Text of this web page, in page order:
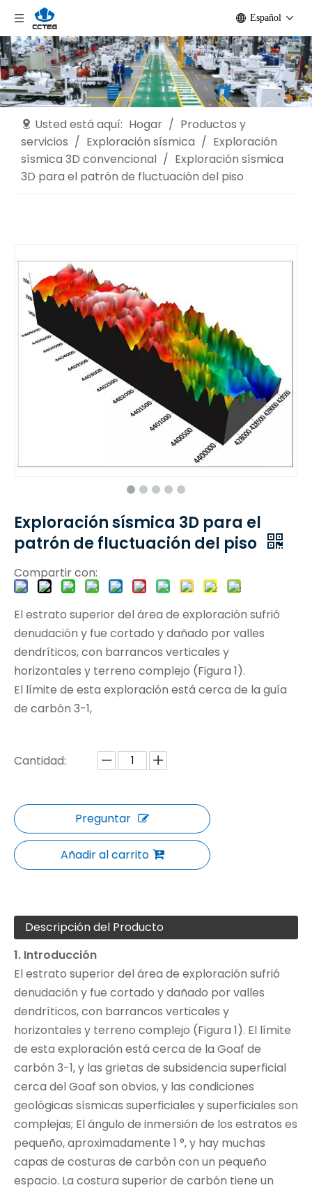
Español
Usted está aquí: Hogar / Productos y
servicios / Exploración sísmica / Exploración
sísmica 3D convencional / Exploración sísmica
3D para el patrón de fluctuación del piso
Exploración sísmica 3D para el
patrón de fluctuación del piso
Compartir con:
El estrato superior del área de exploración sufrió
denudación y fue cortado y dañado por valles
dendríticos, con barrancos verticales y
horizontales y terreno complejo (Figura 1).
El límite de esta exploración está cerca de la guía
de carbón 3-1,
Cantidad:
Preguntar
Añadir al carrito
Descripción del Producto
1. Introducción
El estrato superior del área de exploración sufrió
denudación y fue cortado y dañado por valles
dendríticos, con barrancos verticales y
horizontales y terreno complejo (Figura 1). El límite
de esta exploración está cerca de la Goaf de
carbón 3-1, y las grietas de subsidencia superficial
cerca del Goaf son obvios, y las condiciones
geológicas sísmicas superficiales y superficiales son
complejas; El ángulo de inmersión de los estratos es
pequeño, aproximadamente 1 °, y hay muchas
capas de costuras de carbón con un pequeño
espacio. La costura superior de carbón tiene un